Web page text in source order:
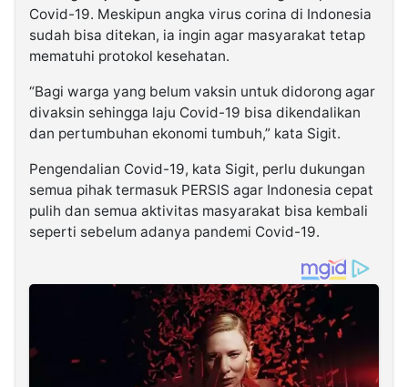
Covid-19. Meskipun angka virus corina di Indonesia
sudah bisa ditekan, ia ingin agar masyarakat tetap
mematuhi protokol kesehatan.
“Bagi warga yang belum vaksin untuk didorong agar
divaksin sehingga laju Covid-19 bisa dikendalikan
dan pertumbuhan ekonomi tumbuh,” kata Sigit.
Pengendalian Covid-19, kata Sigit, perlu dukungan
semua pihak termasuk PERSIS agar Indonesia cepat
pulih dan semua aktivitas masyarakat bisa kembali
seperti sebelum adanya pandemi Covid-19.